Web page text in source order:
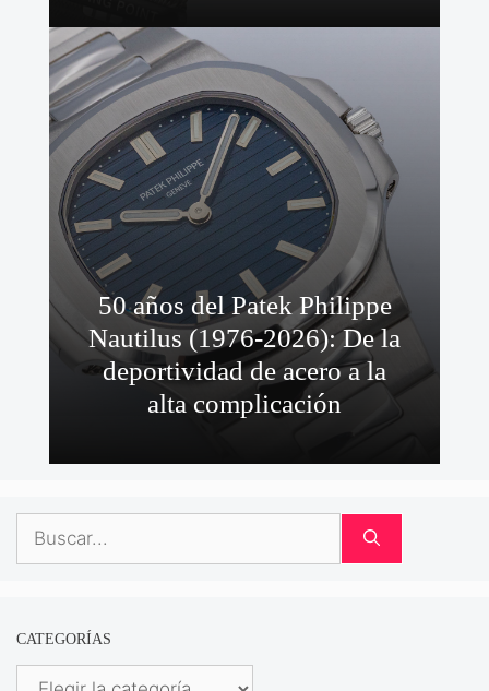
50 años del Patek Philippe
Nautilus (1976-2026): De la
deportividad de acero a la
alta complicación
Buscar:
CATEGORÍAS
Categorías